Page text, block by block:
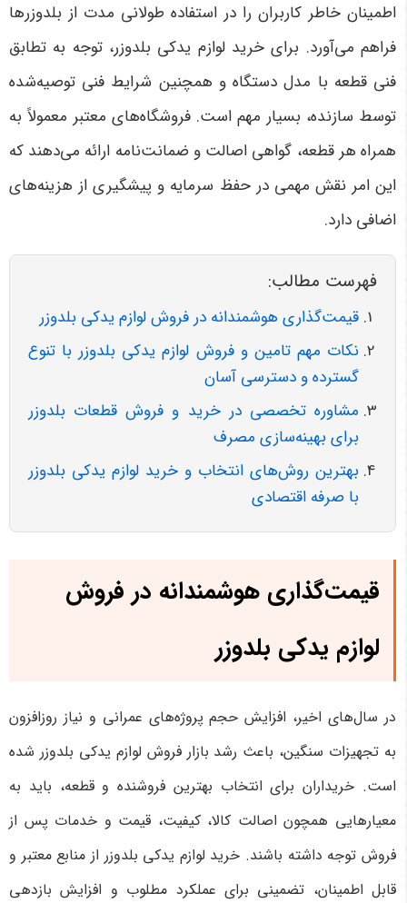
اطمینان خاطر کاربران را در استفاده طولانی مدت از بلدوزرها
فراهم می‌آورد. برای خرید لوازم یدکی بلدوزر، توجه به تطابق
فنی قطعه با مدل دستگاه و همچنین شرایط فنی توصیه‌شده
توسط سازنده، بسیار مهم است. فروشگاه‌های معتبر معمولاً به
همراه هر قطعه، گواهی اصالت و ضمانت‌نامه ارائه می‌دهند که
این امر نقش مهمی در حفظ سرمایه و پیشگیری از هزینه‌های
اضافی دارد.
فهرست مطالب:
قیمت‌گذاری هوشمندانه در فروش لوازم یدکی بلدوزر
نکات مهم تامین و فروش لوازم یدکی بلدوزر با تنوع
گسترده و دسترسی آسان
مشاوره تخصصی در خرید و فروش قطعات بلدوزر
برای بهینه‌سازی مصرف
بهترین روش‌های انتخاب و خرید لوازم یدکی بلدوزر
با صرفه اقتصادی
قیمت‌گذاری هوشمندانه در فروش
لوازم یدکی بلدوزر
در سال‌های اخیر، افزایش حجم پروژه‌های عمرانی و نیاز روزافزون
به تجهیزات سنگین، باعث رشد بازار فروش لوازم یدکی بلدوزر شده
است. خریداران برای انتخاب بهترین فروشنده و قطعه، باید به
معیارهایی همچون اصالت کالا، کیفیت، قیمت و خدمات پس از
فروش توجه داشته باشند. خرید لوازم یدکی بلدوزر از منابع معتبر و
قابل اطمینان، تضمینی برای عملکرد مطلوب و افزایش بازدهی